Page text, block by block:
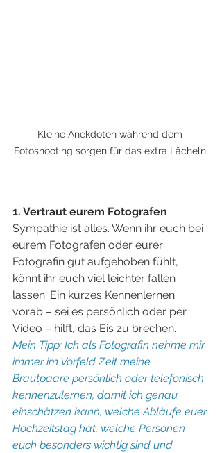
Kleine Anekdoten während dem
Fotoshooting sorgen für das extra Lächeln.
1. Vertraut eurem Fotografen
Sympathie ist alles. Wenn ihr euch bei
eurem Fotografen oder eurer
Fotografin gut aufgehoben fühlt,
könnt ihr euch viel leichter fallen
lassen. Ein kurzes Kennenlernen
vorab – sei es persönlich oder per
Video – hilft, das Eis zu brechen.
Mein Tipp: Ich als Fotografin nehme mir
immer im Vorfeld Zeit meine
Brautpaare persönlich oder telefonisch
kennenzulernen, damit ich genau
einschätzen kann, welche Abläufe euer
Hochzeitstag hat, welche Personen
euch besonders wichtig sind und